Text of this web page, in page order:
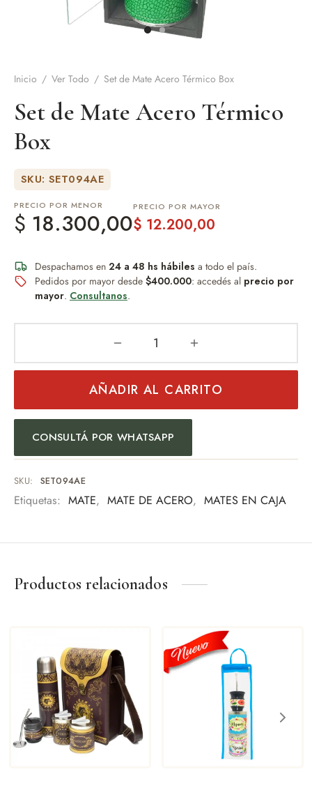
Inicio / Ver Todo / Set de Mate Acero Térmico Box
Set de Mate Acero Térmico
Box
SKU: SET094AE
PRECIO POR MENOR
$ 18.300,00
PRECIO POR MAYOR
$ 12.200,00
Despachamos en 24 a 48 hs hábiles a todo el país.
Pedidos por mayor desde $400.000: accedés al precio por
mayor. Consultanos.
AÑADIR AL CARRITO
CONSULTÁ POR WHATSAPP
SKU: SET094AE
Etiquetas: MATE, MATE DE ACERO, MATES EN CAJA
Productos relacionados
y accesorios